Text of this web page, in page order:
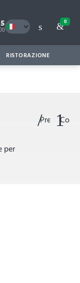
0
RISTORAZIONE
per
Preferiti